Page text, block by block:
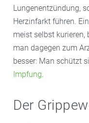
Lungenentzündung,
Herzinfarkt führen.
meist selbst kurieren,
man dagegen zum
besser: Man schützt
Impfung.
Der